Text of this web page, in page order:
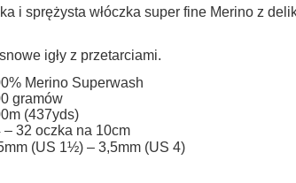
do koszyka
Cena nie zawiera ewentualnych
i sprężysta włóczka super fine Merino z
igły z przetarciami.
Merino Superwash
gramów
(437yds)
– 32 oczka na 10cm
(US 1½) – 3,5mm (US 4)